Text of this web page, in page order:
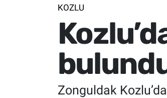
KOZLU
Zonguldak